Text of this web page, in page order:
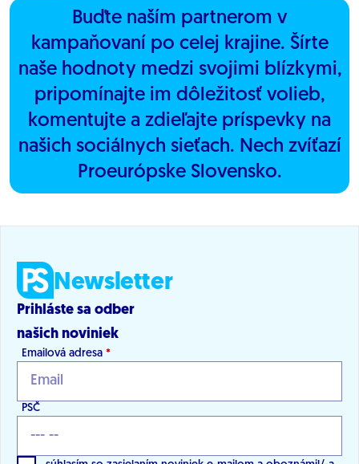
Buďte naším partnerom v
kampaňovaní po celej krajine. Šírte
naše hodnoty medzi svojimi blízkymi,
pripomínajte im dôležitosť volieb,
komentujte a zdieľajte príspevky na
našich sociálnych sieťach. Nech zvíťazí
Proeurópske Slovensko.
Newsletter
Prihláste sa odber
našich noviniek
Emailová adresa *
PSČ